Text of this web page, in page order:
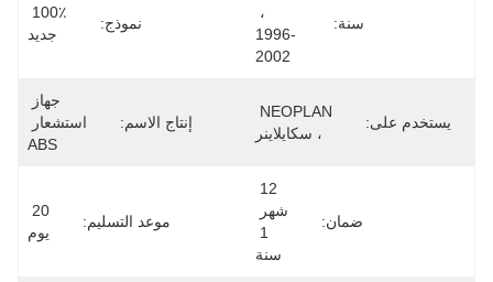
سنة:
1996-
2002
نموذج:
جديد
يستخدم على:
، سكايلاينر
إنتاج الاسم:
ABS
ضمان:
سنة
موعد التسليم:
يوم